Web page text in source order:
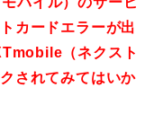
カードエラーが出
（ネクスト
されてみてはいか